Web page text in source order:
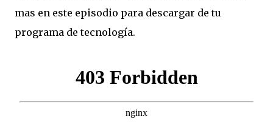
mas en este episodio para descargar de tu
programa de tecnología.